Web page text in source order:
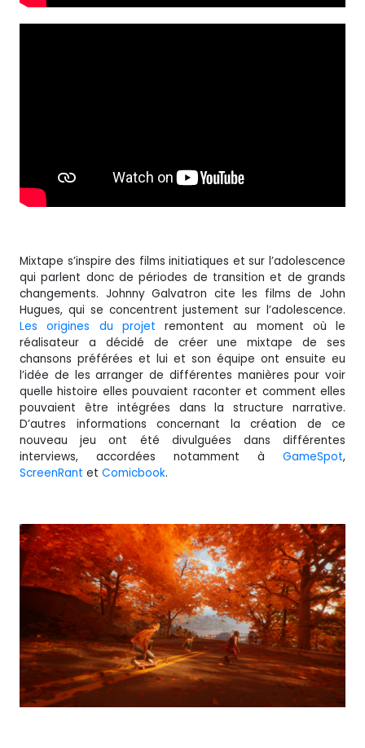
Mixtape s’inspire des films initiatiques et sur l’adolescence
qui parlent donc de périodes de transition et de grands
changements. Johnny Galvatron cite les films de John
Hugues, qui se concentrent justement sur l’adolescence.
Les origines du projet remontent au moment où le
réalisateur a décidé de créer une mixtape de ses
chansons préférées et lui et son équipe ont ensuite eu
l’idée de les arranger de différentes manières pour voir
quelle histoire elles pouvaient raconter et comment elles
pouvaient être intégrées dans la structure narrative.
D’autres informations concernant la création de ce
nouveau jeu ont été divulguées dans différentes
interviews, accordées notamment à GameSpot,
ScreenRant et Comicbook.